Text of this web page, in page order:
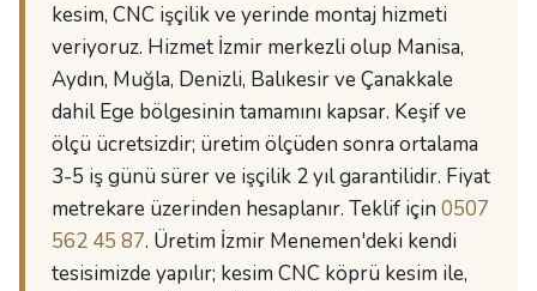
kesim, CNC işçilik ve yerinde montaj hizmeti
veriyoruz. Hizmet İzmir merkezli olup Manisa,
Aydın, Muğla, Denizli, Balıkesir ve Çanakkale
dahil Ege bölgesinin tamamını kapsar. Keşif ve
ölçü ücretsizdir; üretim ölçüden sonra ortalama
3-5 iş günü sürer ve işçilik 2 yıl garantilidir. Fiyat
metrekare üzerinden hesaplanır. Teklif için 0507
562 45 87. Üretim İzmir Menemen'deki kendi
tesisimizde yapılır; kesim CNC köprü kesim ile,